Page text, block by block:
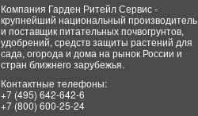
Компания Гарден Ритейл Сервис -
крупнейший национальный производитель
и поставщик питательных почвогрунтов,
удобрений, средств защиты растений для
сада, огорода и дома на рынок России и
стран ближнего зарубежья.
Контактные телефоны:
+7 (495) 642-642-6
+7 (800) 600-25-24